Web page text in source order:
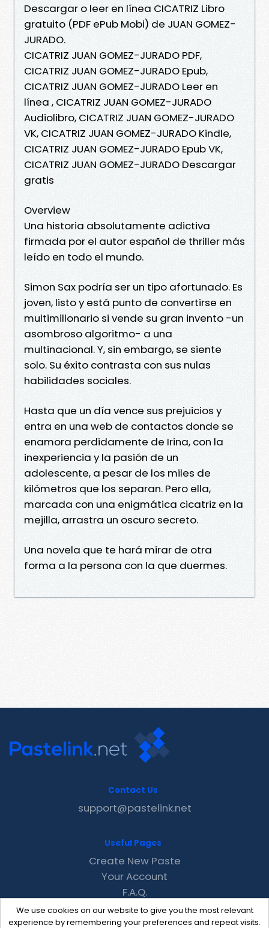
Descargar o leer en línea CICATRIZ Libro
gratuito (PDF ePub Mobi) de JUAN GOMEZ-
JURADO.
CICATRIZ JUAN GOMEZ-JURADO PDF,
CICATRIZ JUAN GOMEZ-JURADO Epub,
CICATRIZ JUAN GOMEZ-JURADO Leer en
línea , CICATRIZ JUAN GOMEZ-JURADO
Audiolibro, CICATRIZ JUAN GOMEZ-JURADO
VK, CICATRIZ JUAN GOMEZ-JURADO Kindle,
CICATRIZ JUAN GOMEZ-JURADO Epub VK,
CICATRIZ JUAN GOMEZ-JURADO Descargar
gratis
Overview
Una historia absolutamente adictiva
firmada por el autor español de thriller más
leído en todo el mundo.
Simon Sax podría ser un tipo afortunado. Es
joven, listo y está punto de convertirse en
multimillonario si vende su gran invento -un
asombroso algoritmo- a una
multinacional. Y, sin embargo, se siente
solo. Su éxito contrasta con sus nulas
habilidades sociales.
Hasta que un día vence sus prejuicios y
entra en una web de contactos donde se
enamora perdidamente de Irina, con la
inexperiencia y la pasión de un
adolescente, a pesar de los miles de
kilómetros que los separan. Pero ella,
marcada con una enigmática cicatriz en la
mejilla, arrastra un oscuro secreto.
Una novela que te hará mirar de otra
forma a la persona con la que duermes.
We use cookies on our website to give you the most relevant
experience by remembering your preferences and repeat visits.
Contact Us
support@pastelink.net
Useful Pages
Create New Paste
Your Account
F.A.Q.
Recent
Contact